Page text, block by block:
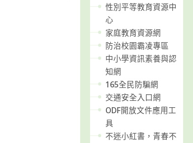
性別平等教育資源中
心
家庭教育資源網
防治校園霸凌專區
中小學資訊素養與認
知網
165全民防騙網
交通安全入口網
ODF開放文件應用工
具
不迷小紅書，青春不